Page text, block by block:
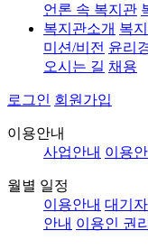
언론 속 복지관
복지관소개 복
미션/비전 윤리
오시는 길 채용
로그인 회원가입
이용안내
사업안내 이용
월별 일정
이용안내 대기
안내 이용인 권리